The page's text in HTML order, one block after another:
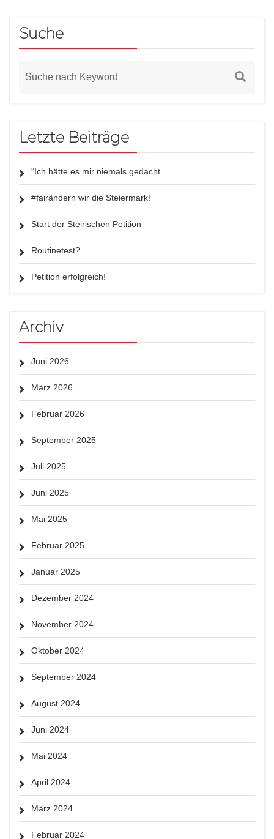
Suche
Letzte Beiträge
“Ich hätte es mir niemals gedacht…
#fairändern wir die Steiermark!
Start der Steirischen Petition
Routinetest?
Petition erfolgreich!
Archiv
Juni 2026
März 2026
Februar 2026
September 2025
Juli 2025
Juni 2025
Mai 2025
Februar 2025
Januar 2025
Dezember 2024
November 2024
Oktober 2024
September 2024
August 2024
Juni 2024
Mai 2024
April 2024
März 2024
Februar 2024